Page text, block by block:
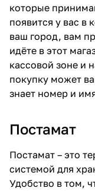
которые
появится у вас в
ваш город, вам
идёте в этот
кассовой зоне и
покупку может
знает номер и
Постамат
Постамат – это
системой для
Удобство в том,